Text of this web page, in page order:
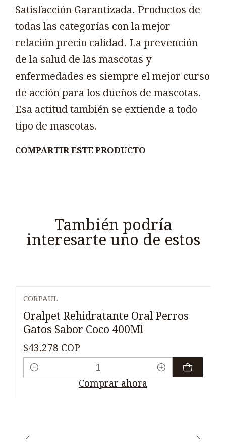
Satisfacción Garantizada. Productos de
todas las categorías con la mejor
relación precio calidad. La prevención
de la salud de las mascotas y
enfermedades es siempre el mejor curso
de acción para los dueños de mascotas.
Esa actitud también se extiende a todo
tipo de mascotas.
COMPARTIR ESTE PRODUCTO
También podría
interesarte uno de estos
CORPAUL
Oralpet Rehidratante Oral Perros
Gatos Sabor Coco 400Ml
$43.278 COP
Cantidad
Comprar ahora